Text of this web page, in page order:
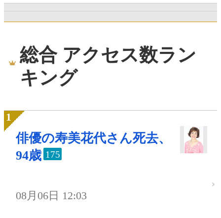
総合 アクセス数ラン
キング
俳優の寿美花代さん死去、
94歳 175
08月06日 12:03